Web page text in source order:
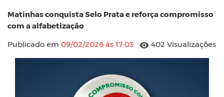
Matinhas conquista Selo Prata e reforça compromisso
com a alfabetização
Publicado em 09/02/2026 às 17:03 402 Visualizações